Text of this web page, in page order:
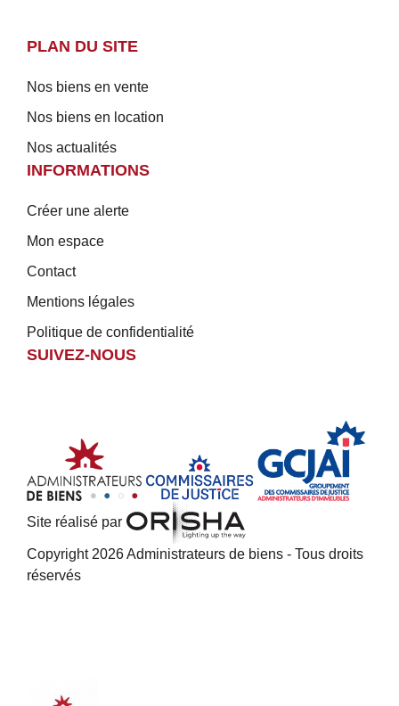
PLAN DU SITE
Nos biens en vente
Nos biens en location
Nos actualités
INFORMATIONS
Créer une alerte
Mon espace
Contact
Mentions légales
Politique de confidentialité
SUIVEZ-NOUS
Site réalisé par
Copyright 2026 Administrateurs de biens - Tous droits
réservés